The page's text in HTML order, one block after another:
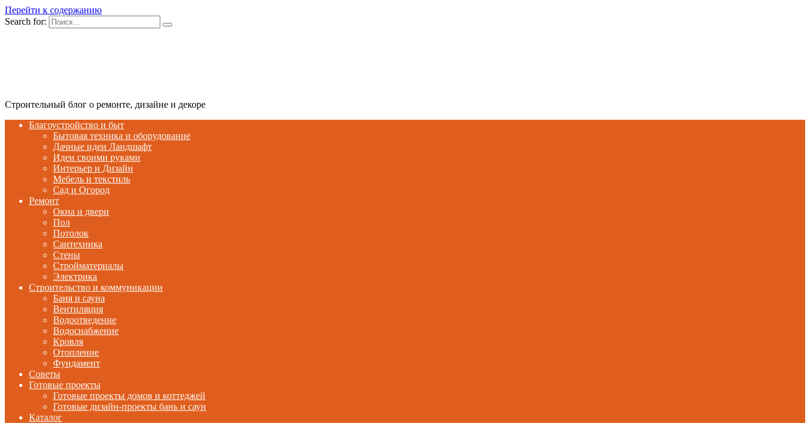
Перейти к содержанию
Search for:
Строительный блог о ремонте, дизайне и декоре
Благоустройство и быт
Бытовая техника и оборудование
Дачные идеи Ландшафт
Идеи своими руками
Интерьер и Дизайн
Мебель и текстиль
Сад и Огород
Ремонт
Окна и двери
Пол
Потолок
Сантехника
Стены
Стройматериалы
Электрика
Строительство и коммуникации
Баня и сауна
Вентиляция
Водоотведение
Водоснабжение
Кровля
Отопление
Фундамент
Советы
Готовые проекты
Готовые проекты домов и коттеджей
Готовые дизайн-проекты бань и саун
Каталог